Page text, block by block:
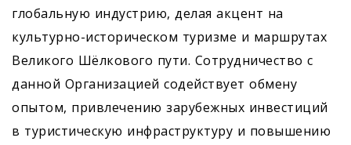
глобальную индустрию, делая акцент на
культурно-историческом туризме и маршрутах
Великого Шёлкового пути. Сотрудничество с
данной Организацией содействует обмену
опытом, привлечению зарубежных инвестиций
в туристическую инфраструктуру и повышению